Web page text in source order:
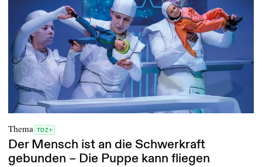
Thema TDZ+
Der Mensch ist an die Schwerkraft
gebunden – Die Puppe kann fliegen